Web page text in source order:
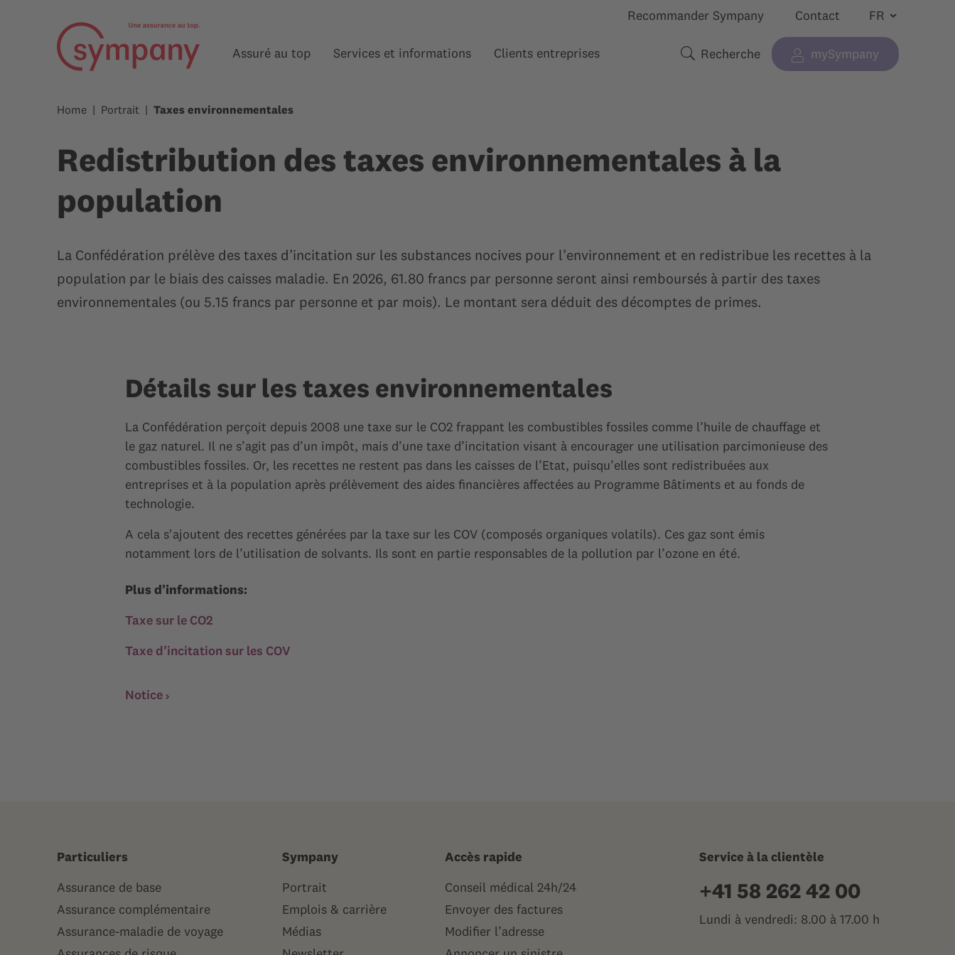
Recommander Sympany Contact
Assuré au top Afficher le sous-menu pour “”
Services et informations Afficher le sous-menu pour “”
Clients entreprises Afficher le sous-menu pour “”
Termes de recherche
Recherche mySympany
Home Portrait Taxes environnementales
Redistribution des taxes environnementales à la
population
La Confédération prélève des taxes d’incitation sur les substances nocives pour l’environnement et en redistribue les recettes à la
population par le biais des caisses maladie. En 2026, 61.80 francs par personne seront ainsi remboursés à partir des taxes
environnementales (ou 5.15 francs par personne et par mois). Le montant sera déduit des décomptes de primes.
Détails sur les taxes environnementales
La Confédération perçoit depuis 2008 une taxe sur le CO2 frappant les combustibles fossiles comme l’huile de chauffage et
le gaz naturel. Il ne s’agit pas d’un impôt, mais d’une taxe d’incitation visant à encourager une utilisation parcimonieuse des
combustibles fossiles. Or, les recettes ne restent pas dans les caisses de l’Etat, puisqu’elles sont redistribuées aux
entreprises et à la population après prélèvement des aides financières affectées au Programme Bâtiments et au fonds de
technologie.
A cela s'ajoutent des recettes générées par la taxe sur les COV (composés organiques volatils). Ces gaz sont émis
notamment lors de l’utilisation de solvants. Ils sont en partie responsables de la pollution par l’ozone en été.
Plus d’informations:
Taxe sur le CO2
Taxe d’incitation sur les COV
Notice
Service à la clientèle
+41 58 262 42 00
Lundi à vendredi: 8.00 à 17.00 h
Particuliers
Assurance de base
Assurance complémentaire
Assurance-maladie de voyage
Sympany
Portrait
Emplois & carrière
Médias
Accès rapide
Conseil médical 24h/24
Envoyer des factures
Modifier l’adresse